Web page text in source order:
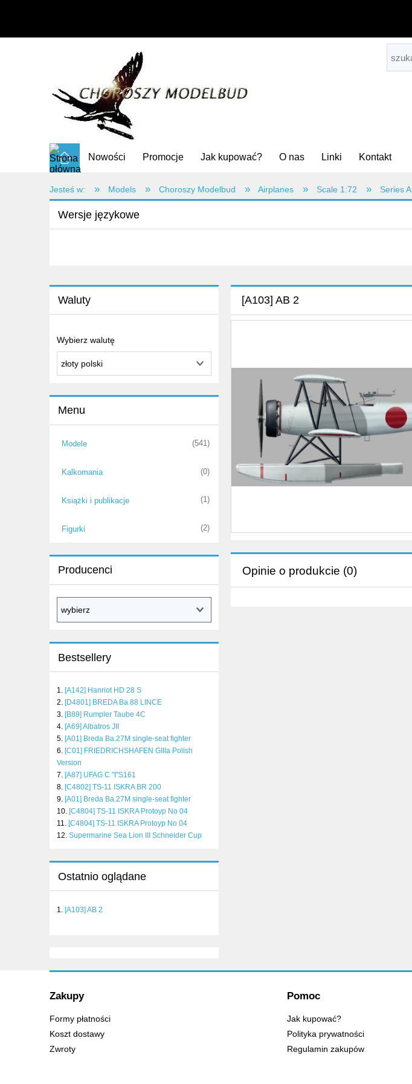
Nowości Promocje Jak kupować? O nas Linki Kontakt
Jesteś w: » Models » Choroszy Modelbud » Airplanes » Scale 1:72 » Series A
Wersje językowe
Waluty
Wybierz walutę
Menu
Modele (541)
Kalkomania (0)
Książki i publikacje (1)
Figurki (2)
Producenci
Bestsellery
[A142] Hanriot HD 28 S
[D4801] BREDA Ba.88 LINCE
[B89] Rumpler Taube 4C
[A69] Albatros JII
[A01] Breda Ba.27M single-seat fighter
[C01] FRIEDRICHSHAFEN GIIIa Polish
Version
[A87] UFAG C "I"S161
[C4802] TS-11 ISKRA BR 200
[A01] Breda Ba.27M single-seat fighter
[C4804] TS-11 ISKRA Protoyp No 04
[C4804] TS-11 ISKRA Protoyp No 04
Supermarine Sea Lion III Schneider Cup
Ostatnio oglądane
[A103] AB 2
[A103] AB 2
Opinie o produkcie (0)
Zakupy
Formy płatności
Koszt dostawy
Zwroty
Pomoc
Jak kupować?
Polityka prywatności
Regulamin zakupów